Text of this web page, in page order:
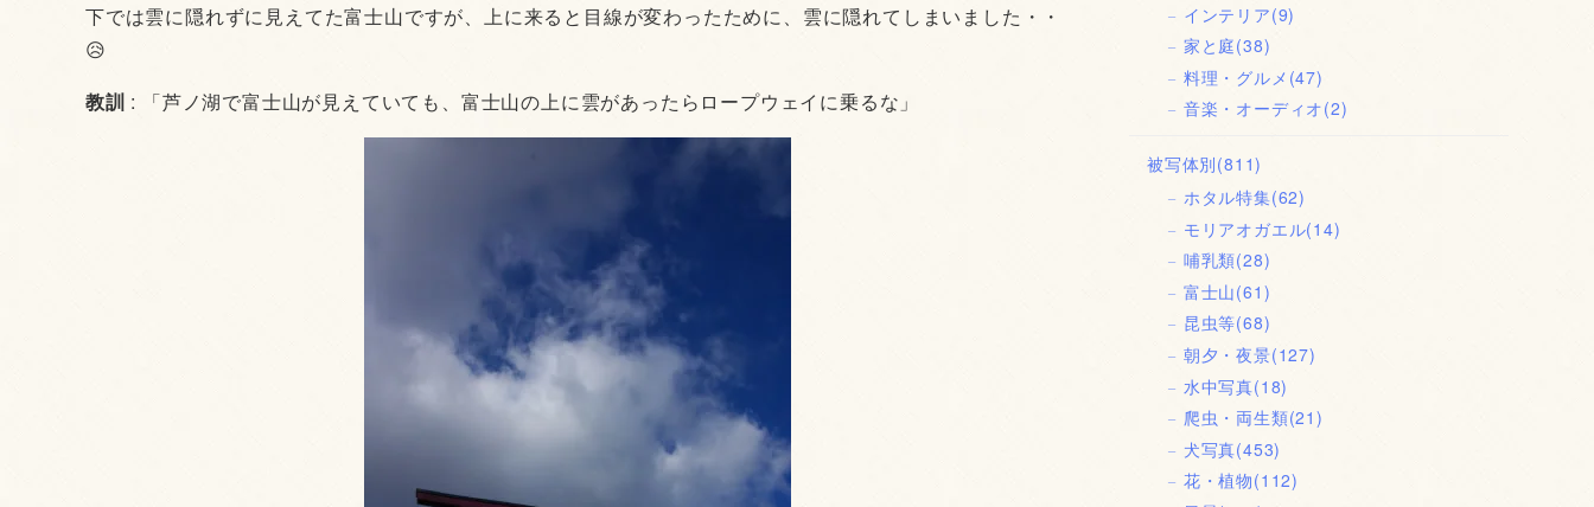
下では雲に隠れずに見えてた富士山ですが、上に来ると目線が変わったために、雲に隠れてしまいました・・
😥
教訓 : 「芦ノ湖で富士山が見えていても、富士山の上に雲があったらロープウェイに乗るな」
インテリア(9)
家と庭(38)
料理・グルメ (47)
音楽・オーディオ(2)
被写体別(811)
ホタル特集(62)
モリアオガエル(14)
哺乳類(28)
富士山(61)
昆虫等(68)
朝夕・夜景(127)
水中写真(18)
爬虫・両生類(21)
犬写真(453)
花・植物(112)